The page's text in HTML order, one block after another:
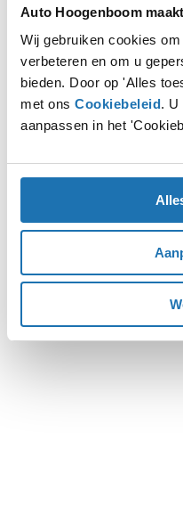
Auto Hoogenboom
Wij gebruiken cookies
verbeteren en om u
bieden. Door op 'Alles
met ons Cookiebeleid. U
aanpassen in het
Application error: aclient-
loading
more